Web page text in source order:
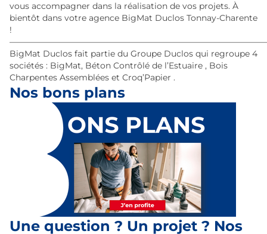
vous accompagner dans la réalisation de vos projets. À
bientôt dans votre agence BigMat Duclos Tonnay-Charente
!
BigMat Duclos fait partie du Groupe Duclos qui regroupe 4
sociétés : BigMat, Béton Contrôlé de l’Estuaire , Bois
Charpentes Assemblées et Croq’Papier .
Nos bons plans
Une question ? Un projet ? Nos